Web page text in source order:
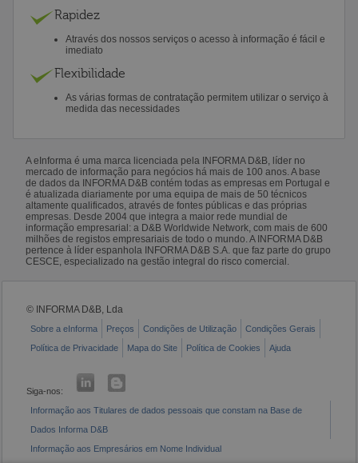
Rapidez
Através dos nossos serviços o acesso à informação é fácil e
imediato
Flexibilidade
As várias formas de contratação permitem utilizar o serviço à
medida das necessidades
A eInforma é uma marca licenciada pela INFORMA D&B, líder no
mercado de informação para negócios há mais de 100 anos. A base
de dados da INFORMA D&B contém todas as empresas em Portugal e
é atualizada diariamente por uma equipa de mais de 50 técnicos
altamente qualificados, através de fontes públicas e das próprias
empresas. Desde 2004 que integra a maior rede mundial de
informação empresarial: a D&B Worldwide Network, com mais de 600
milhões de registos empresariais de todo o mundo. A INFORMA D&B
pertence à líder espanhola INFORMA D&B S.A. que faz parte do grupo
CESCE, especializado na gestão integral do risco comercial.
© INFORMA D&B, Lda
Sobre a eInforma Preços Condições de Utilização
Condições Gerais
Política de Privacidade
Mapa do Site Política de Cookies Ajuda
Siga-nos:
Informação aos Titulares de dados pessoais que constam na Base de
Dados Informa D&B
Informação aos Empresários em Nome Individual